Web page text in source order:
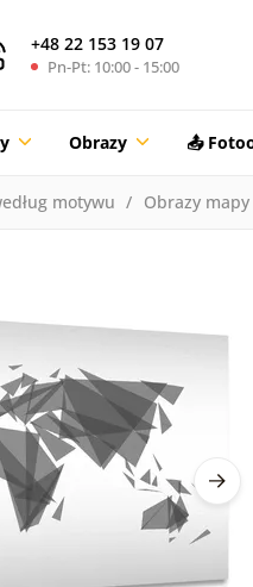
+48 22 153 19 07
Pn-Pt: 10:00 - 15:00
Obrazy 📤
motywu Obrazy mapy